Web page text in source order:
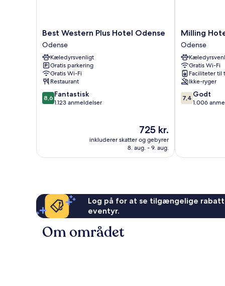
Best
Western
Plus
Hotel
Odense
Odense
Best Western Plus Hotel Odense
Odense
Kæledyrsvenligt
Gratis parkering
Gratis Wi-Fi
Restaurant
8.6
ud
8,6 Fantastisk
1.123 anmeldelser
Prisen
725 kr.
725 kr.
inkluderer skatter og gebyrer
8. aug. - 9. aug.
Milling
Hotel
Mini
11
Odense
Milling
Odense
Gratis Wi-Fi
Faciliteter til
Ikke-ryger
7.4
ud
7,4 Godt
1.006
Log på for at se tilgængelige
eventyr.
Om området